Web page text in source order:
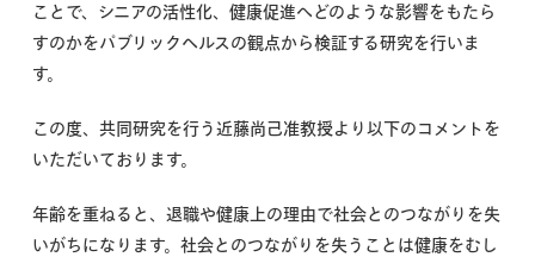
ことで、シニアの活性化、健康促進へどのような影響をもたら
すのかをパブリックヘルスの観点から検証する研究を行いま
す。
この度、共同研究を行う近藤尚己准教授より以下のコメントを
いただいております。
年齢を重ねると、退職や健康上の理由で社会とのつながりを失
いがちになります。社会とのつながりを失うことは健康をむし